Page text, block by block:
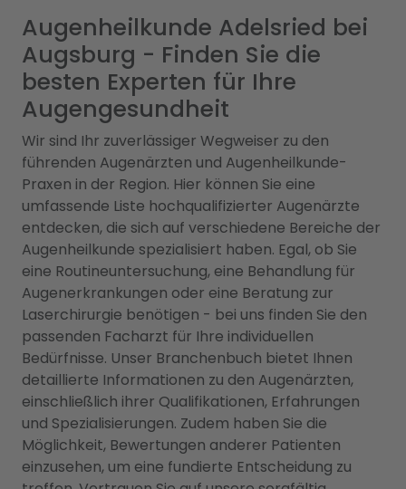
Augenheilkunde Adelsried bei
Augsburg - Finden Sie die
besten Experten für Ihre
Augengesundheit
Wir sind Ihr zuverlässiger Wegweiser zu den
führenden Augenärzten und Augenheilkunde-
Praxen in der Region. Hier können Sie eine
umfassende Liste hochqualifizierter Augenärzte
entdecken, die sich auf verschiedene Bereiche der
Augenheilkunde spezialisiert haben. Egal, ob Sie
eine Routineuntersuchung, eine Behandlung für
Augenerkrankungen oder eine Beratung zur
Laserchirurgie benötigen - bei uns finden Sie den
passenden Facharzt für Ihre individuellen
Bedürfnisse. Unser Branchenbuch bietet Ihnen
detaillierte Informationen zu den Augenärzten,
einschließlich ihrer Qualifikationen, Erfahrungen
und Spezialisierungen. Zudem haben Sie die
Möglichkeit, Bewertungen anderer Patienten
einzusehen, um eine fundierte Entscheidung zu